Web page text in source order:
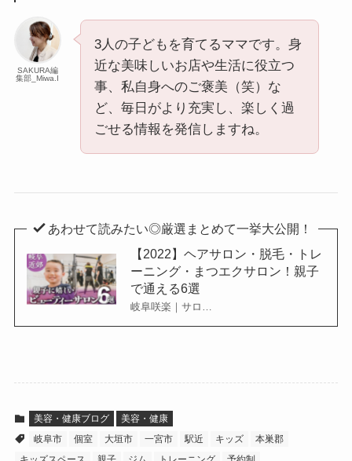
SAKURA編
集部_Miwa.I
3人の子どもを育てるママです。身
近な美味しいお店や生活に役立つ
事、私自身へのご褒美（笑）な
ど、毎日がより充実し、楽しく過
ごせる情報を発信しますね。
あわせて読みたい◎厳選まとめて一挙大公開！
【2022】ヘアサロン・脱毛・トレ
ーニング・まつエクサロン！親子
で通える6選
岐阜咲楽｜サロ…
美容・健康ブログ
美容・健康
岐阜市
個室 大垣市 一宮市 駅近 キッズ
本巣郡